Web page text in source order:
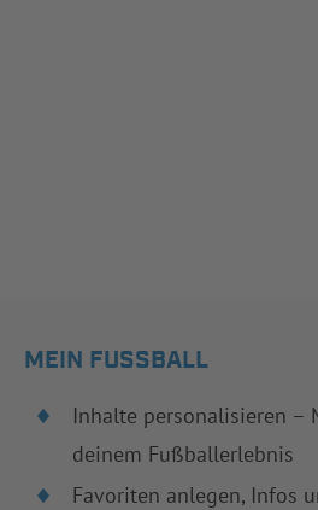
MEIN FUSSBALL
Inhalte personalisieren –
deinem Fußballerlebnis
Favoriten anlegen, Infos